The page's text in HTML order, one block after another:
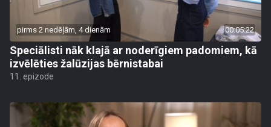
pirms 2 nedēļām, 4 dienām 00:05:22
Speciālisti nāk klajā ar noderīgiem padomiem, kā
izvēlēties žalūzijas bērnistabai
11. epizode